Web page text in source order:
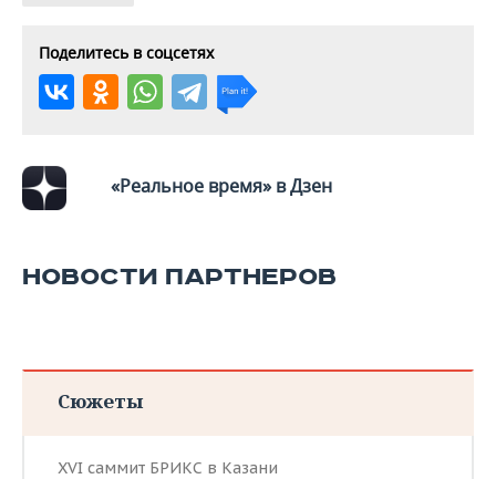
Поделитесь в соцсетях
«Реальное время» в Дзен
НОВОСТИ ПАРТНЕРОВ
Сюжеты
XVI саммит БРИКС в Казани